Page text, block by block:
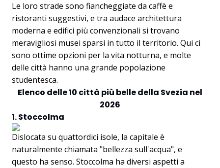
Le loro strade sono fiancheggiate da caffè e
ristoranti suggestivi, e tra audace architettura
moderna e edifici più convenzionali si trovano
meravigliosi musei sparsi in tutto il territorio. Qui ci
sono ottime opzioni per la vita notturna, e molte
delle città hanno una grande popolazione
studentesca.
Elenco delle 10 città più belle della Svezia nel
2026
1. Stoccolma
Dislocata su quattordici isole, la capitale è
naturalmente chiamata "bellezza sull'acqua", e
questo ha senso. Stoccolma ha diversi aspetti a